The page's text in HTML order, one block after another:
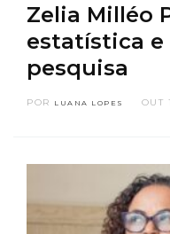
Zelia Milléo
estatística e
pesquisa
POR LUANA LOPES OUT